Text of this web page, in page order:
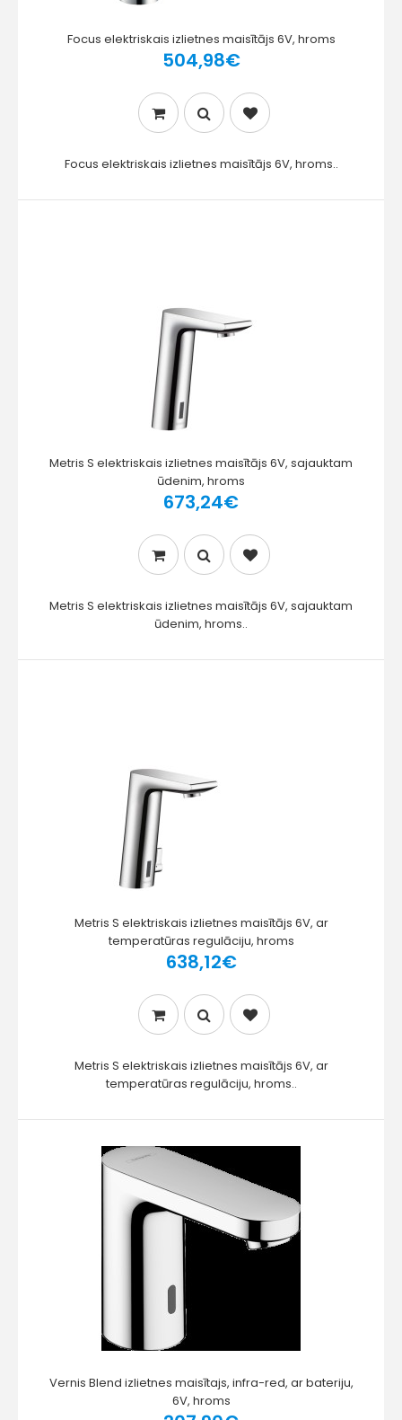
Focus elektriskais izlietnes maisītājs 6V, hroms
504,98€
Focus elektriskais izlietnes maisītājs 6V, hroms..
Metris S elektriskais izlietnes maisītājs 6V, sajauktam
ūdenim, hroms
673,24€
Metris S elektriskais izlietnes maisītājs 6V, sajauktam
ūdenim, hroms..
Metris S elektriskais izlietnes maisītājs 6V, ar
temperatūras regulāciju, hroms
638,12€
Metris S elektriskais izlietnes maisītājs 6V, ar
temperatūras regulāciju, hroms..
Vernis Blend izlietnes maisītajs, infra-red, ar bateriju,
6V, hroms